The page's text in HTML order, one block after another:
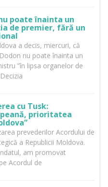
poate înainta un
de premier, fără un
a decis, miercuri, că
nu poate înainta un
”în lipsa organelor de
cu Tusk:
prioritatea
prevederilor Acordului de
a Republicii Moldova.
am promovat
Acordul de